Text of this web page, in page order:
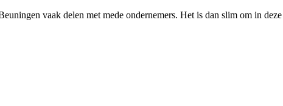
vaak delen met mede ondernemers. Het is dan slim om in